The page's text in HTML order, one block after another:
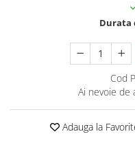
Durata
Cod
Ai nevoie de
Adauga la